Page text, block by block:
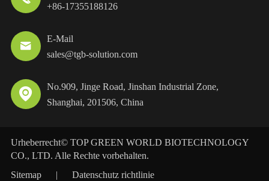
+86-17355188126

E-Mail
sales@tgb-solution.com

No.909, Jinge Road, Jinshan Industrial Zone,
Shanghai, 201506, China
Urheberrecht© TOP GREEN WORLD BIOTECHNOLOGY
CO., LTD. Alle Rechte vorbehalten.
Sitemap
| Datenschutz richtlinie